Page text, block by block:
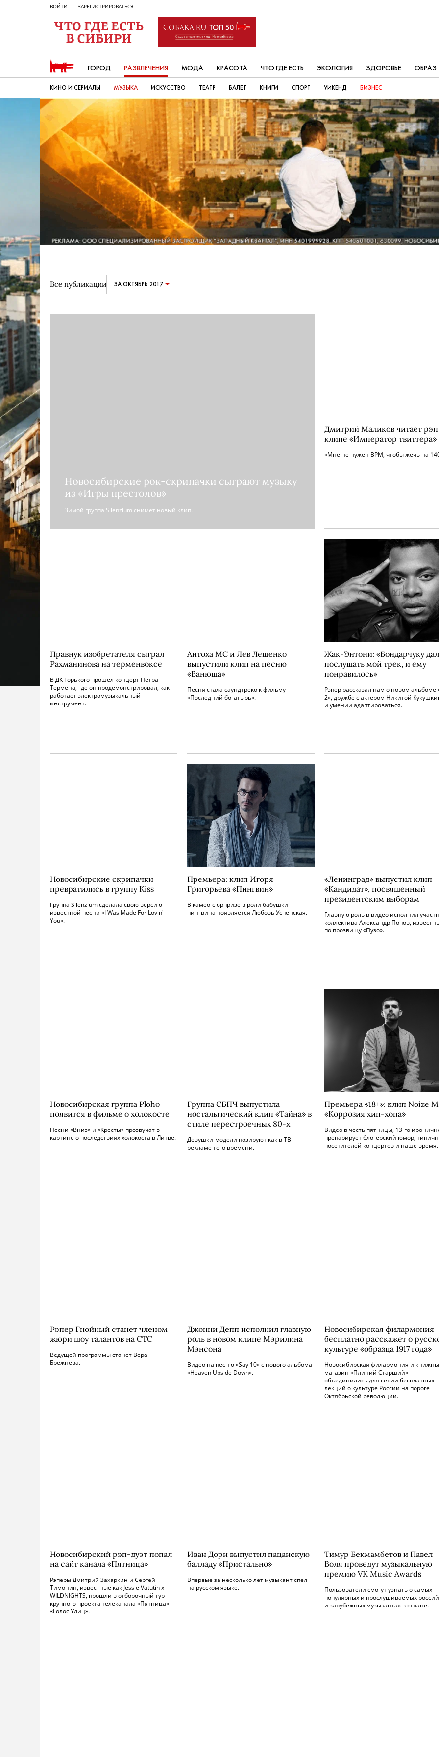
ВОЙТИ ЗАРЕГИСТРИРОВАТЬСЯ
ГОРОД РАЗВЛЕЧЕНИЯ МОДА КРАСОТА ЧТО ГДЕ ЕСТЬ ЭКОЛОГИЯ ЗДОРОВЬЕ
КИНО И СЕРИАЛЫ МУЗЫКА ИСКУССТВО ТЕАТР БАЛЕТ КНИГИ СПОРТ УИКЕНД БИЗНЕС
Все публикации ЗА ОКТЯБРЬ 2017
Новосибирские рок-скрипачки сыграют музыку
из «Игры престолов»
Зимой группа Silenzium снимет новый клип.
Дмитрий Маликов читает рэп
клипе «Император твиттера»
«Мне не нужен BPM, чтобы жечь на
Правнук изобретателя сыграл
Рахманинова на терменвоксе
В ДК Горького прошел концерт Петра
Термена, где он продемонстрировал, как
работает электромузыкальный
инструмент.
Антоха МС и Лев Лещенко
выпустили клип на песню
«Ванюша»
Песня стала саундтреко к фильму
«Последний богатырь».
Жак-Энтони: «Бондарчуку
послушать мой трек, и ему
понравилось»
Рэпер рассказал нам о новом альбоме
2», дружбе с актером Никитой
и умении адаптироваться.
Новосибирские скрипачки
превратились в группу Kiss
Группа Silenzium сделала свою версию
известной песни «I Was Made For Lovin'
You».
Премьера: клип Игоря
Григорьева «Пингвин»
В камео-сюрпризе в роли бабушки
пингвина появляется Любовь Успенская.
«Ленинград» выпустил клип
«Кандидат», посвященный
президентским выборам
Главную роль в видео исполнил
коллектива Александр Попов,
по прозвищу «Пузо».
Новосибирская группа Ploho
появится в фильме о холокосте
Песни «Вниз» и «Кресты» прозвучат в
картине о последствиях холокоста в Литве.
Группа СБПЧ выпустила
ностальгический клип «Тайна» в
стиле перестроечных 80-х
Девушки-модели позируют как в ТВ-
рекламе того времени.
Премьера «18+»: клип Noize
«Коррозия хип-хопа»
Видео в честь пятницы, 13-го
препарирует блогерский юмор,
посетителей концертов и наше время.
Рэпер Гнойный станет членом
жюри шоу талантов на СТС
Ведущей программы станет Вера
Брежнева.
Джонни Депп исполнил главную
роль в новом клипе Мэрилина
Мэнсона
Видео на песню «Say 10» с нового альбома
«Heaven Upside Down».
Новосибирская филармония
бесплатно расскажет о
культуре «образца 1917 года»
Новосибирская филармония и
магазин «Плиний Старший»
объединились для серии бесплатных
лекций о культуре России на пороге
Октябрьской революции.
Новосибирский рэп-дуэт попал
на сайт канала «Пятница»
Рэперы Дмитрий Захаркин и Сергей
Тимонин, известные как Jessie Vatutin x
WILDNIGHTS, прошли в отборочный тур
крупного проекта телеканала «Пятница» —
«Голос Улиц».
Иван Дорн выпустил пацанскую
балладу «Пристально»
Впервые за несколько лет музыкант спел
на русском языке.
Тимур Бекмамбетов и Павел
Воля проведут музыкальную
премию VK Music Awards
Пользователи смогут узнать о самых
популярных и прослушиваемых
и зарубежных музыкантах в стране.